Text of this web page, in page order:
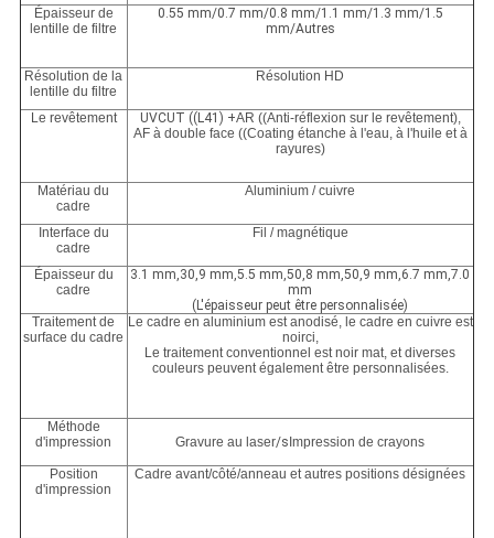
Épaisseur de
lentille de filtre
0.55 mm/0.7 mm/0.8 mm/1.1 mm/1.3 mm/1.5
mm/Autres
Résolution de la
lentille du filtre
Résolution HD
Le revêtement UVCUT ((L41) +AR ((Anti-réflexion sur le revêtement),
AF à double face ((Coating étanche à l'eau, à l'huile et à
rayures)
Matériau du
cadre
Aluminium / cuivre
Interface du
cadre
Fil / magnétique
Épaisseur du
cadre
3.1 mm,30,9 mm,5.5 mm,50,8 mm,50,9 mm,6.7 mm,7.0
mm
(L'épaisseur peut être personnalisée)
Traitement de
surface du cadre
Le cadre en aluminium est anodisé, le cadre en cuivre est
noirci,
Le traitement conventionnel est noir mat, et diverses
couleurs peuvent également être personnalisées.
Méthode
d'impression
Gravure au laser/s Impression de crayons
Position
d'impression
Cadre avant/côté/anneau et autres positions désignées